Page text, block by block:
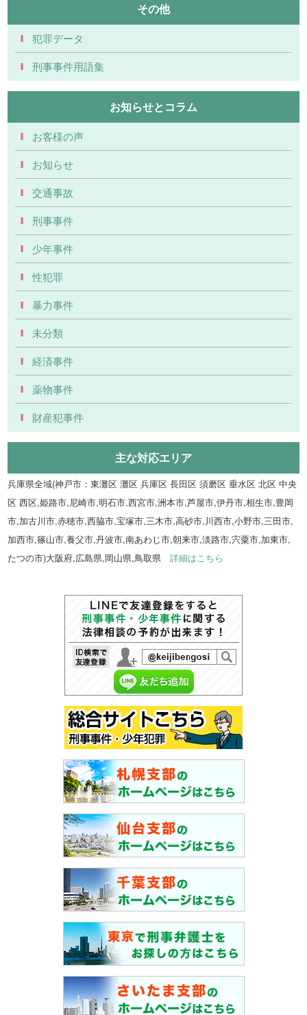
その他
犯罪データ
刑事事件用語集
お知らせとコラム
お客様の声
お知らせ
交通事故
刑事事件
少年事件
性犯罪
暴力事件
未分類
経済事件
薬物事件
財産犯事件
主な対応エリア
兵庫県全域(神戸市：東灘区 灘区 兵庫区 長田区 須磨区 垂水区 北区 中央
区 西区,姫路市,尼崎市,明石市,西宮市,洲本市,芦屋市,伊丹市,相生市,豊岡
市,加古川市,赤穂市,西脇市,宝塚市,三木市,高砂市,川西市,小野市,三田市,
加西市,篠山市,養父市,丹波市,南あわじ市,朝来市,淡路市,宍粟市,加東市,
たつの市)大阪府,広島県,岡山県,鳥取県詳細はこちら